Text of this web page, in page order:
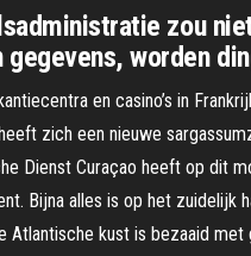
zou
gegevens, worden
en casino’s in
zich een nieuwe
Dienst Curaçao heeft op dit
Bijna alles is op het
Atlantische kust is bezaaid